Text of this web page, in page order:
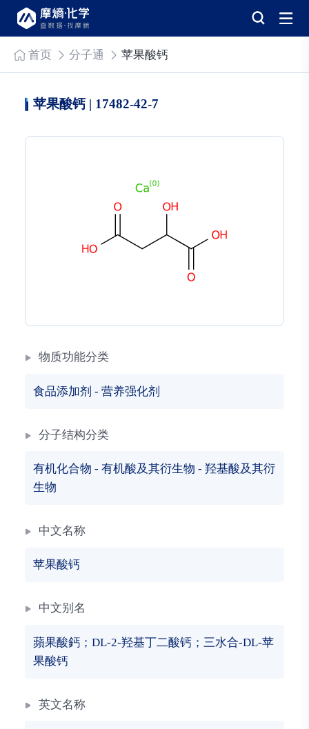
首页 分子通 苹果酸钙
苹果酸钙 | 17482-42-7
物质功能分类
食品添加剂 - 营养强化剂
分子结构分类
有机化合物 - 有机酸及其衍生物 - 羟基酸及其衍
生物
中文名称
苹果酸钙
中文别名
蘋果酸鈣；DL-2-羟基丁二酸钙；三水合-DL-苹
果酸钙
英文名称